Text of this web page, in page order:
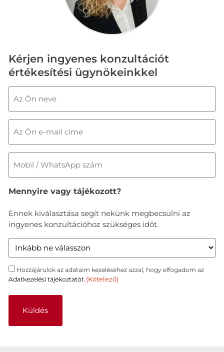
Kérjen ingyenes konzultációt
értékesítési ügynökeinkkel
(Kötelező)
mail
szám
Mennyire vagy tájékozott?
Ennek kiválasztása segít nekünk megbecsülni az
ingyenes konzultációhoz szükséges időt.
Hozzájárulás
(Kötelező)
Hozzájárulok az adataim kezeléséhez azzal, hogy elfogadom az
Adatkezelési tájékoztatót. (Kötelező)